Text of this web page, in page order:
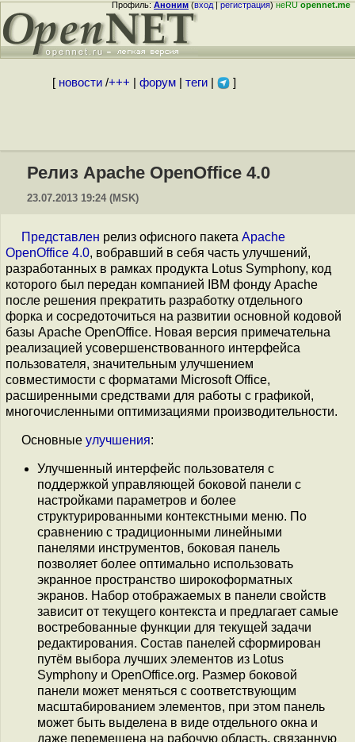
Профиль:Аноним(вход|регистрация)неRUopennet.me
[ новости/+++ форум| теги| ]
Релиз Apache OpenOffice 4.0
23.07.2013 19:24 (MSK)
Представлен релиз офисного пакета Apache
OpenOffice 4.0, вобравший в себя часть улучшений,
разработанных в рамках продукта Lotus Symphony, код
которого был передан компанией IBM фонду Apache
после решения прекратить разработку отдельного
форка и сосредоточиться на развитии основной кодовой
базы Apache OpenOffice. Новая версия примечательна
реализацией усовершенствованного интерфейса
пользователя, значительным улучшением
совместимости с форматами Microsoft Office,
расширенными средствами для работы с графикой,
многочисленными оптимизациями производительности.
Основные улучшения:
Улучшенный интерфейс пользователя с
поддержкой управляющей боковой панели с
настройками параметров и более
структурированными контекстными меню. По
сравнению с традиционными линейными
панелями инструментов, боковая панель
позволяет более оптимально использовать
экранное пространство широкоформатных
экранов. Набор отображаемых в панели свойств
зависит от текущего контекста и предлагает самые
востребованные функции для текущей задачи
редактирования. Состав панелей сформирован
путём выбора лучших элементов из Lotus
Symphony и OpenOffice.org. Размер боковой
панели может меняться с соответствующим
масштабированием элементов, при этом панель
может быть выделена в виде отдельного окна и
даже перемещена на рабочую область, связанную